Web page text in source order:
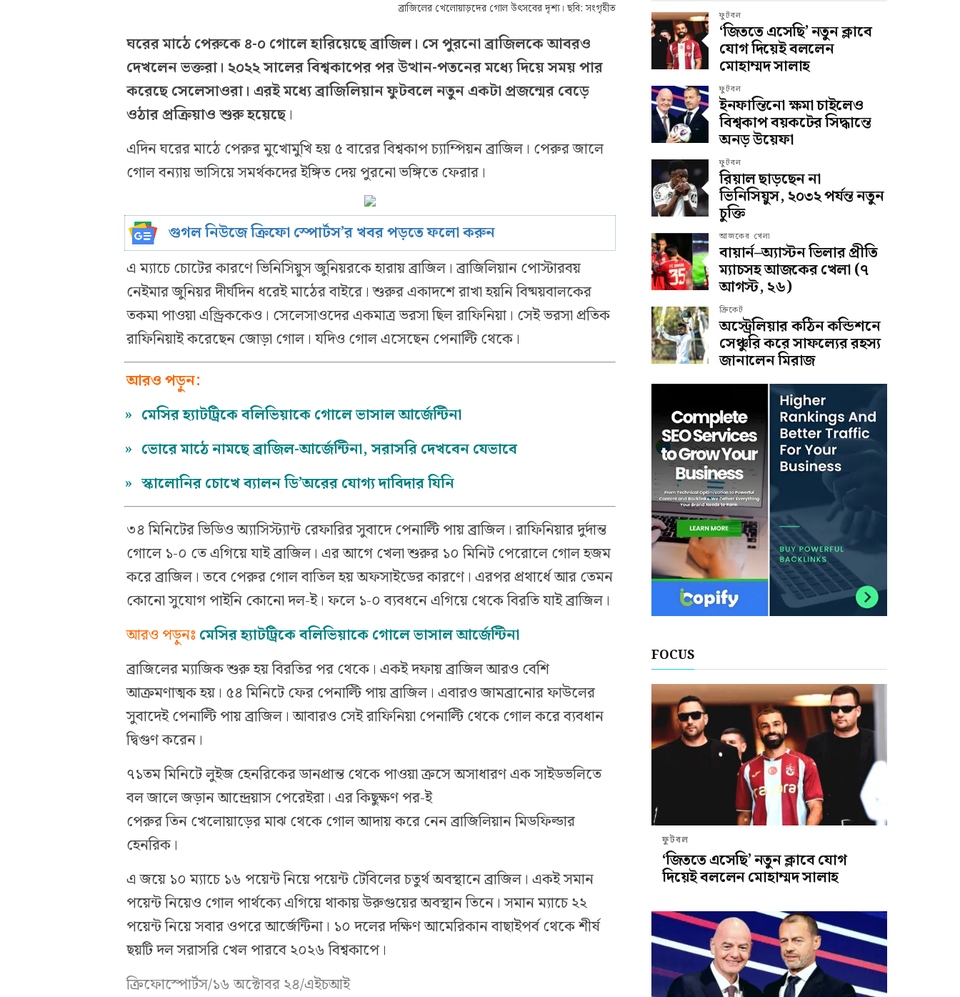
ব্রাজিলের খেলোয়াড়দের গোল উৎসবের দৃশ্য। ছবি: সংগৃহীত
ঘরের মাঠে পেরুকে ৪-০ গোলে হারিয়েছে ব্রাজিল। সে পুরনো ব্রাজিলকে আবরও
দেখলেন ভক্তরা। ২০২২ সালের বিশ্বকাপের পর উত্থান-পতনের মধ্যে দিয়ে সময় পার
করেছে সেলেসাওরা। এরই মধ্যে ব্রাজিলিয়ান ফুটবলে নতুন একটা প্রজন্মের বেড়ে
ওঠার প্রক্রিয়াও শুরু হয়েছে।
এদিন ঘরের মাঠে পেরুর মুখোমুখি হয় ৫ বারের বিশ্বকাপ চ্যাম্পিয়ন ব্রাজিল। পেরুর জালে
গোল বন্যায় ভাসিয়ে সমর্থকদের ইঙ্গিত দেয় পুরনো ভঙ্গিতে ফেরার।
গুগল নিউজে ক্রিফো স্পোর্টস’র খবর পড়তে ফলো করুন
এ ম্যাচে চোটের কারণে ভিনিসিয়ুস জুনিয়রকে হারায় ব্রাজিল। ব্রাজিলিয়ান পোস্টারবয়
নেইমার জুনিয়র দীর্ঘদিন ধরেই মাঠের বাইরে। শুরুর একাদশে রাখা হয়নি বিষ্ময়বালকের
তকমা পাওয়া এন্ড্রিককেও। সেলেসাওদের একমাত্র ভরসা ছিল রাফিনিয়া। সেই ভরসা প্রতিক
রাফিনিয়াই করেছেন জোড়া গোল। যদিও গোল এসেছেন পেনাল্টি থেকে।
আরও পড়ুন:
» মেসির হ্যাটট্রিকে বলিভিয়াকে গোলে ভাসাল আর্জেন্টিনা
» ভোরে মাঠে নামছে ব্রাজিল-আর্জেন্টিনা, সরাসরি দেখবেন যেভাবে
» স্কালোনির চোখে ব্যালন ডি’অরের যোগ্য দাবিদার যিনি
৩৪ মিনিটের ভিডিও অ্যাসিস্ট্যান্ট রেফারির সুবাদে পেনাল্টি পায় ব্রাজিল। রাফিনিয়ার দুর্দান্ত
গোলে ১-০ তে এগিয়ে যাই ব্রাজিল। এর আগে খেলা শুরুর ১০ মিনিট পেরোলে গোল হজম
করে ব্রাজিল। তবে পেরুর গোল বাতিল হয় অফসাইডের কারণে। এরপর প্রথার্ধে আর তেমন
কোনো সুযোগ পাইনি কোনো দল-ই। ফলে ১-০ ব্যবধনে এগিয়ে থেকে বিরতি যাই ব্রাজিল।
আরও পড়ুনঃমেসির হ্যাটট্রিকে বলিভিয়াকে গোলে ভাসাল আর্জেন্টিনা
ব্রাজিলের ম্যাজিক শুরু হয় বিরতির পর থেকে। একই দফায় ব্রাজিল আরও বেশি
আক্রমণাত্মক হয়। ৫৪ মিনিটে ফের পেনাল্টি পায় ব্রাজিল। এবারও জামব্রানোর ফাউলের
সুবাদেই পেনাল্টি পায় ব্রাজিল। আবারও সেই রাফিনিয়া পেনাল্টি থেকে গোল করে ব্যবধান
দ্বিগুণ করেন।
৭১তম মিনিটে লুইজ হেনরিকের ডানপ্রান্ত থেকে পাওয়া ক্রসে অসাধারণ এক সাইডভলিতে
বল জালে জড়ান আন্দ্রেয়াস পেরেইরা। এর কিছুক্ষণ পর-ই
পেরুর তিন খেলোয়াড়ের মাঝ থেকে গোল আদায় করে নেন ব্রাজিলিয়ান মিডফিল্ডার
হেনরিক।
এ জয়ে ১০ ম্যাচে ১৬ পয়েন্ট নিয়ে পয়েন্ট টেবিলের চতুর্থ অবস্থানে ব্রাজিল। একই সমান
পয়েন্ট নিয়েও গোল পার্থক্যে এগিয়ে থাকায় উরুগুয়ের অবস্থান তিনে। সমান ম্যাচে ২২
পয়েন্ট নিয়ে সবার ওপরে আর্জেন্টিনা। ১০ দলের দক্ষিণ আমেরিকান বাছাইপর্ব থেকে শীর্ষ
ছয়টি দল সরাসরি খেল পারবে ২০২৬ বিশ্বকাপে।
ক্রিফোস্পোর্টস/১৬ অক্টোবর ২৪/এইচআই
ফুটবল
‘জিততে এসেছি’ নতুন ক্লাবে
যোগ দিয়েই বললেন
মোহাম্মদ সালাহ
ফুটবল
ইনফান্তিনো ক্ষমা চাইলেও
বিশ্বকাপ বয়কটের সিদ্ধান্তে
অনড় উয়েফা
ফুটবল
রিয়াল ছাড়ছেন না
ভিনিসিয়ুস, ২০৩২ পর্যন্ত নতুন
চুক্তি
আজকের খেলা
বায়ার্ন–অ্যাস্টন ভিলার প্রীতি
ম্যাচসহ আজকের খেলা (৭
আগস্ট, ২৬)
ক্রিকেট
অস্ট্রেলিয়ার কঠিন কন্ডিশনে
সেঞ্চুরি করে সাফল্যের রহস্য
জানালেন মিরাজ
FOCUS
ফুটবল
‘জিততে এসেছি’ নতুন ক্লাবে যোগ
দিয়েই বললেন মোহাম্মদ সালাহ